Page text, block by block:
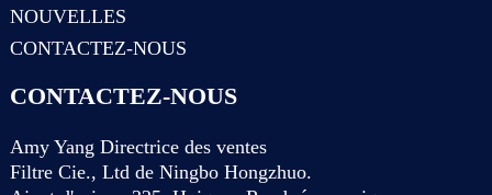
NOUVELLES
CONTACTEZ-NOUS
CONTACTEZ-NOUS
Amy Yang Directrice des ventes
Filtre Cie., Ltd de Ningbo Hongzhuo.